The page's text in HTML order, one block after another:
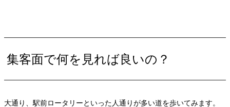
集客面で何を見れば良いの？
大通り、駅前ロータリーといった人通りが多い道を歩いてみます。